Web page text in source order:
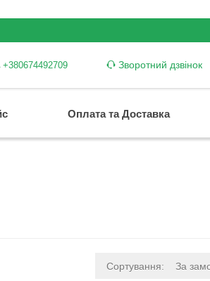
Зворотний дзвінок
+380674492709
Оплата та Доставка
Сортування: За